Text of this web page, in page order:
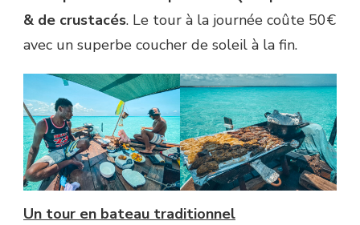
& de crustacés. Le tour à la journée coûte 50€
avec un superbe coucher de soleil à la fin.
Un tour en bateau traditionnel